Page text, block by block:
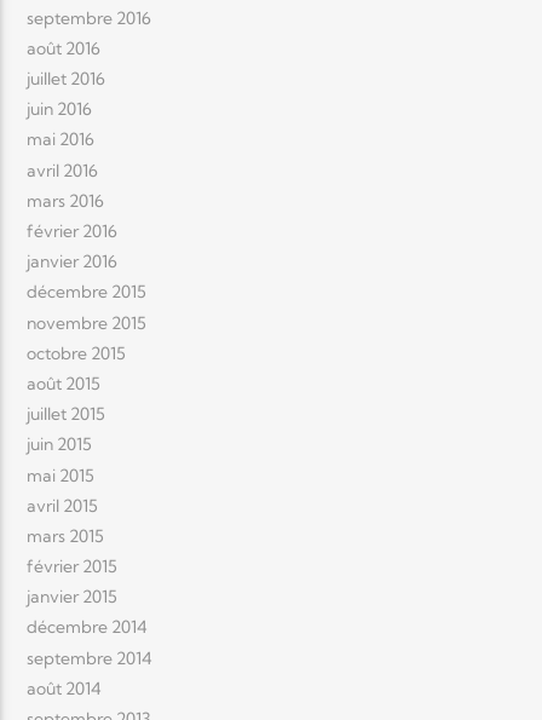
septembre 2016
août 2016
juillet 2016
juin 2016
mai 2016
avril 2016
mars 2016
février 2016
janvier 2016
décembre 2015
novembre 2015
octobre 2015
août 2015
juillet 2015
juin 2015
mai 2015
avril 2015
mars 2015
février 2015
janvier 2015
décembre 2014
septembre 2014
août 2014